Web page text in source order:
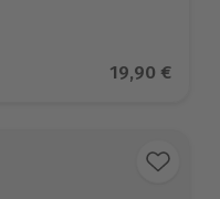
Aktueller
19,90 €